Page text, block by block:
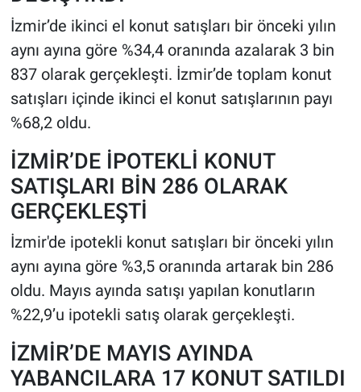
İzmir’de ikinci el konut satışları bir önceki yılın
aynı ayına göre %34,4 oranında azalarak 3 bin
837 olarak gerçekleşti. İzmir’de toplam konut
satışları içinde ikinci el konut satışlarının payı
%68,2 oldu.
İZMİR’DE İPOTEKLİ KONUT
SATIŞLARI BİN 286 OLARAK
GERÇEKLEŞTİ
İzmir'de ipotekli konut satışları bir önceki yılın
aynı ayına göre %3,5 oranında artarak bin 286
oldu. Mayıs ayında satışı yapılan konutların
%22,9’u ipotekli satış olarak gerçekleşti.
İZMİR’DE MAYIS AYINDA
YABANCILARA 17 KONUT SATILDI